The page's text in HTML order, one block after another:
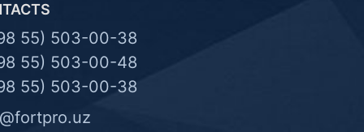
55) 503-00-38
55) 503-00-48
55) 503-00-38